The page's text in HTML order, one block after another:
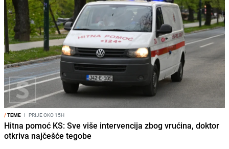
/TEME I PRIJE OKO 15H
Hitna pomoć KS: Sve više intervencija zbog vrućina, doktor
otkriva najčešće tegobe